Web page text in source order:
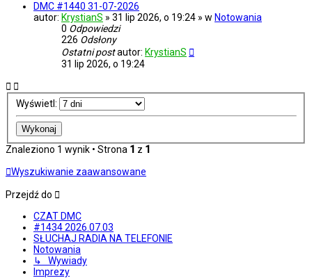
DMC #1440 31-07-2026
autor: KrystianS » 31 lip 2026, o 19:24 » w Notowania
0 Odpowiedzi
226 Odsłony
Ostatni postautor: KrystianS
31 lip 2026, o 19:24
Wyświetl:
Znaleziono 1 wynik • Strona 1 z 1
Wyszukiwanie zaawansowane
Przejdź do
CZAT DMC
#1434 2026.07.03
SŁUCHAJ RADIA NA TELEFONIE
Notowania
↳ Wywiady
Imprezy